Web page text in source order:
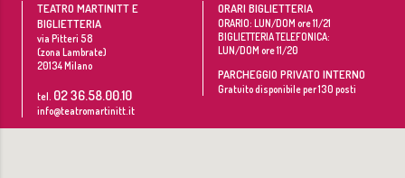
TEATRO MARTINITT E
BIGLIETTERIA
via Pitteri 58
(zona Lambrate)
20134Milano
tel. 02 36.58.00.10
info@teatromartinitt.it
ORARI BIGLIETTERIA
ORARIO: LUN/DOM ore 11/21
BIGLIETTERIA TELEFONICA:
LUN/DOM ore 11/20
PARCHEGGIO PRIVATO INTERNO
Gratuito disponibile per 130 posti